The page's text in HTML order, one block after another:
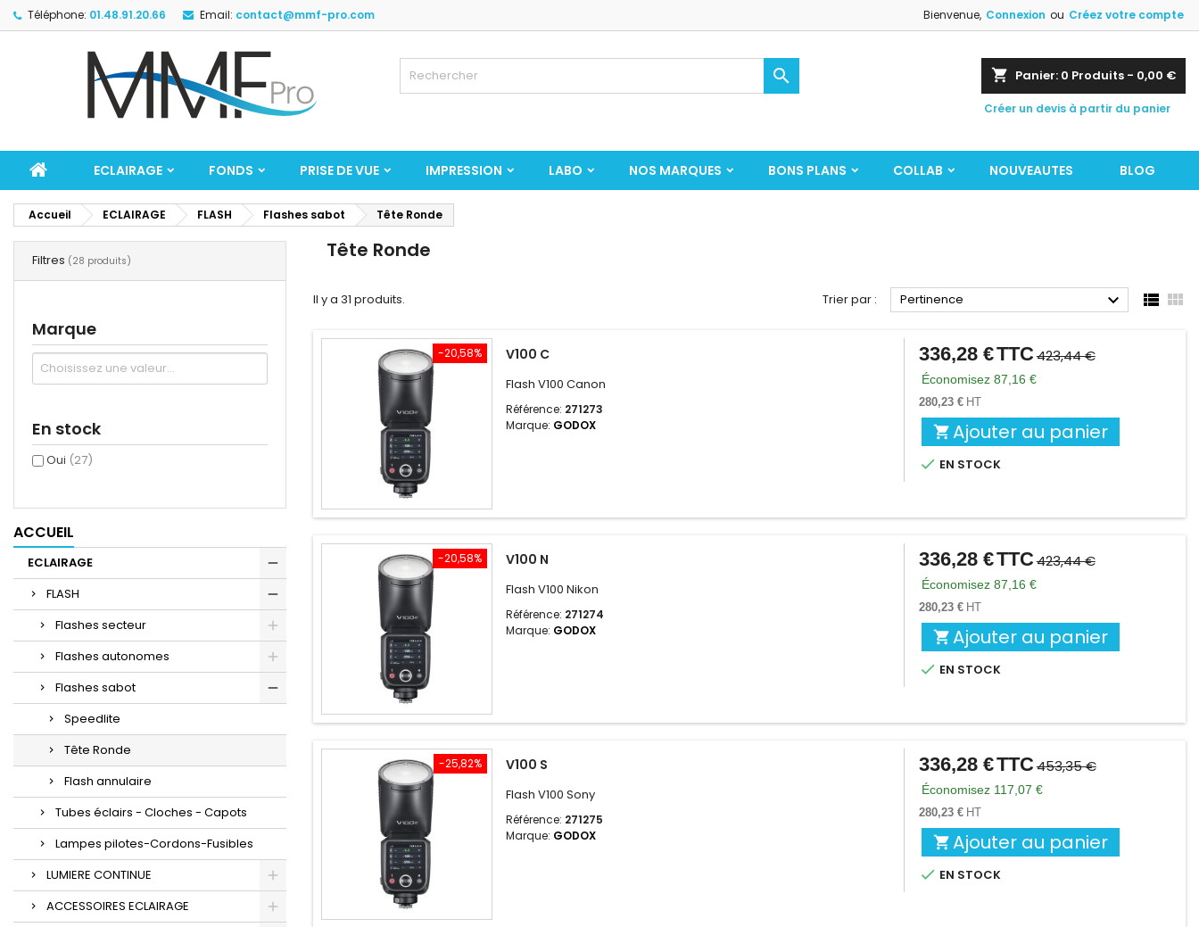
Téléphone: 01.48.91.20.66 Email: contact@mmf-pro.com Bienvenue, Connexion ou Créez votre compte
shopping_cart Panier: 0 Produits - 0,00 €
Créer un devis à partir du panier

ECLAIRAGE FONDS PRISE DE VUE IMPRESSION LABO NOS MARQUES BONS PLANS COLLAB NOUVEAUTES BLOG
Accueil ECLAIRAGE FLASH Flashes sabot Tête Ronde
Filtres (28 produits)
Marque
En stock
Oui (27)
ACCUEIL
ECLAIRAGE
FLASH
Flashes secteur
Flashes autonomes
Flashes sabot
Speedlite
Tête Ronde
Flash annulaire
Tubes éclairs - Cloches - Capots
Lampes pilotes-Cordons-Fusibles
LUMIERE CONTINUE
ACCESSOIRES ECLAIRAGE
Tête Ronde
Il y a 31 produits. Trier par : Pertinence   
-20,58% V100 C
Flash V100 Canon
Référence: 271273
Marque: GODOX
Prix
Prix
de
base
336,28 €TTC423,44 €
Économisez 87,16 €
280,23 € HT
 Ajouter au panier
 EN STOCK
-20,58% V100 N
Flash V100 Nikon
Référence: 271274
Marque: GODOX
Prix
Prix
de
base
336,28 €TTC423,44 €
Économisez 87,16 €
280,23 € HT
 Ajouter au panier
 EN STOCK
-25,82% V100 S
Flash V100 Sony
Référence: 271275
Marque: GODOX
Prix
Prix
de
base
336,28 €TTC453,35 €
Économisez 117,07 €
280,23 € HT
 Ajouter au panier
 EN STOCK